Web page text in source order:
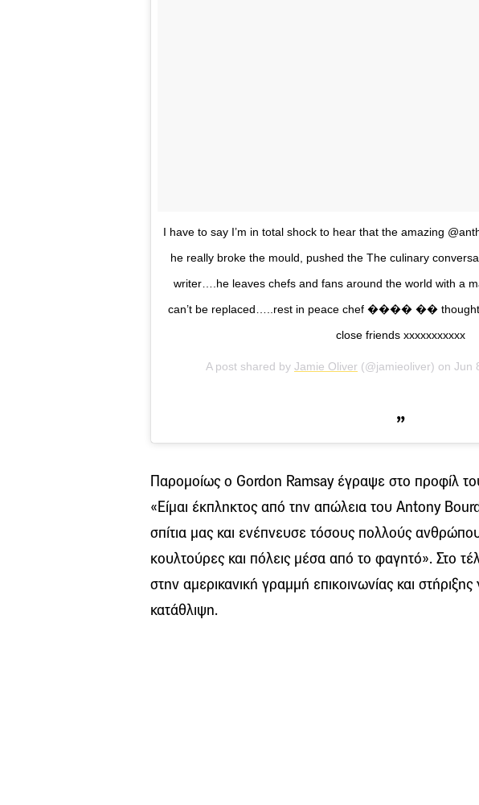
I have to say I’m in total shock to hear that the amazing
he really broke the mould, pushed the The culinary
writer….he leaves chefs and fans around the world with a
can’t be replaced…..rest in peace chef ��‍�� ��
close friends xxxxxxxxxxx
A post shared by Jamie Oliver (@jamieoliver) on Jun
Παρομοίως ο Gordon Ramsay έγραψε στο προφίλ
«Είμαι έκπληκτος από την απώλεια του Antony
σπίτια μας και ενέπνευσε τόσους πολλούς
κουλτούρες και πόλεις μέσα από το φαγητό». Στο
στην αμερικανική γραμμή επικοινωνίας και
κατάθλιψη.